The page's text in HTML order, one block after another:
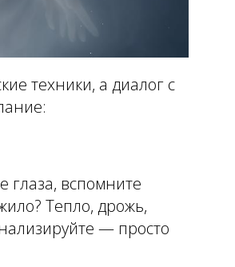
техники, а диалог с
глаза, вспомните
Тепло, дрожь,
— просто